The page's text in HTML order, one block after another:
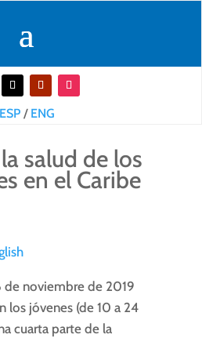
ESP/ ENG
salud de los
en el Caribe
de noviembre de 2019
los jóvenes (de 10 a 24
cuarta parte de la